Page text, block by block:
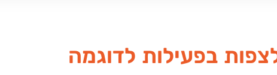
בפעילות לדוגמה